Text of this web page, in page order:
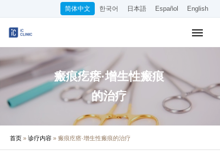
简体中文 한국어 日本語 Español English
瘢痕疙瘩·增生性瘢痕
的治疗
首页 » 诊疗内容 » 瘢痕疙瘩·增生性瘢痕的治疗
美容项目
收费标准
关于本院